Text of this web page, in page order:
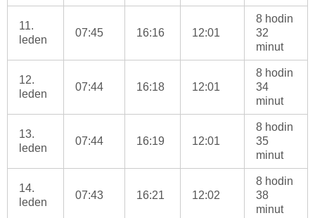
11.
leden
07:45 16:16 12:01
8 hodin
32
minut
12.
leden
07:44 16:18 12:01
8 hodin
34
minut
13.
leden
07:44 16:19 12:01
8 hodin
35
minut
14.
leden
07:43 16:21 12:02
8 hodin
38
minut